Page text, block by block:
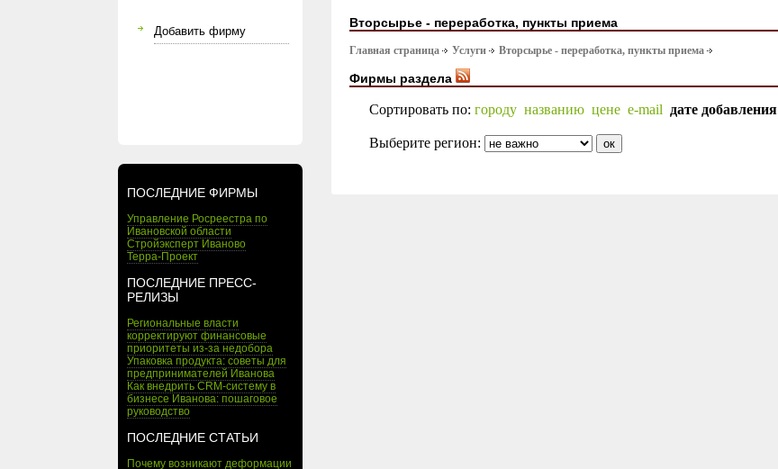
Добавить фирму
ПОСЛЕДНИЕ ФИРМЫ
Управление Росреестра по
Ивановской области
Стройэксперт Иваново
Терра-Проект
ПОСЛЕДНИЕ ПРЕСС-
РЕЛИЗЫ
Региональные власти
корректируют финансовые
приоритеты из-за недобора
Упаковка продукта: советы для
предпринимателей Иванова
Как внедрить CRM-систему в
бизнесе Иванова: пошаговое
руководство
ПОСЛЕДНИЕ СТАТЬИ
Почему возникают деформации
Вторсырье - переработка, пункты приема
Главная страница Услуги Вторсырье - переработка, пункты приема
Фирмы раздела
Сортировать по: городу названию цене e-mail дате добавления
Выберите регион: